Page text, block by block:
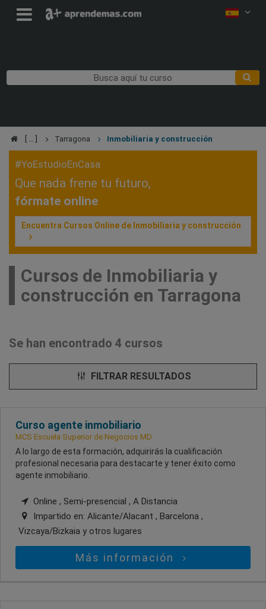
Tarragona Inmobiliaria y construcción
#YoEstudioEnCasa
Que nada frene tu futuro,
fórmate online
Encuentra Cursos Online de Inmobiliaria y construcción
Cursos de Inmobiliaria y
construcción en Tarragona
Se han encontrado 4 cursos
FILTRAR RESULTADOS
Curso agente inmobiliario
MCS Escuela Superior de Negocios MD
A lo largo de esta formación, adquirirás la cualificación
profesional necesaria para destacarte y tener éxito como
agente inmobiliario.
Online , Semi-presencial , A Distancia
Impartido en: Alicante/Alacant , Barcelona ,
Vizcaya/Bizkaia y otros lugares
Más información